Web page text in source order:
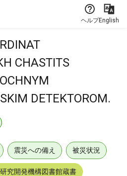
ヘルプEnglish
CHASTITS
DETEKTOROM.
震災への備え 被災状況
究開発機構図書館蔵書